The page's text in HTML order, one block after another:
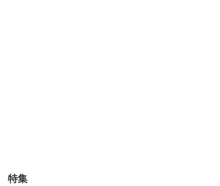
特集